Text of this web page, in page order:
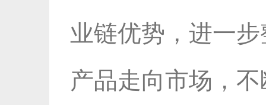
业链优势，进一
产品走向市场，